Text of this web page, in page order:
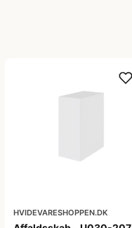
HVIDEVARESHOPPEN.DK